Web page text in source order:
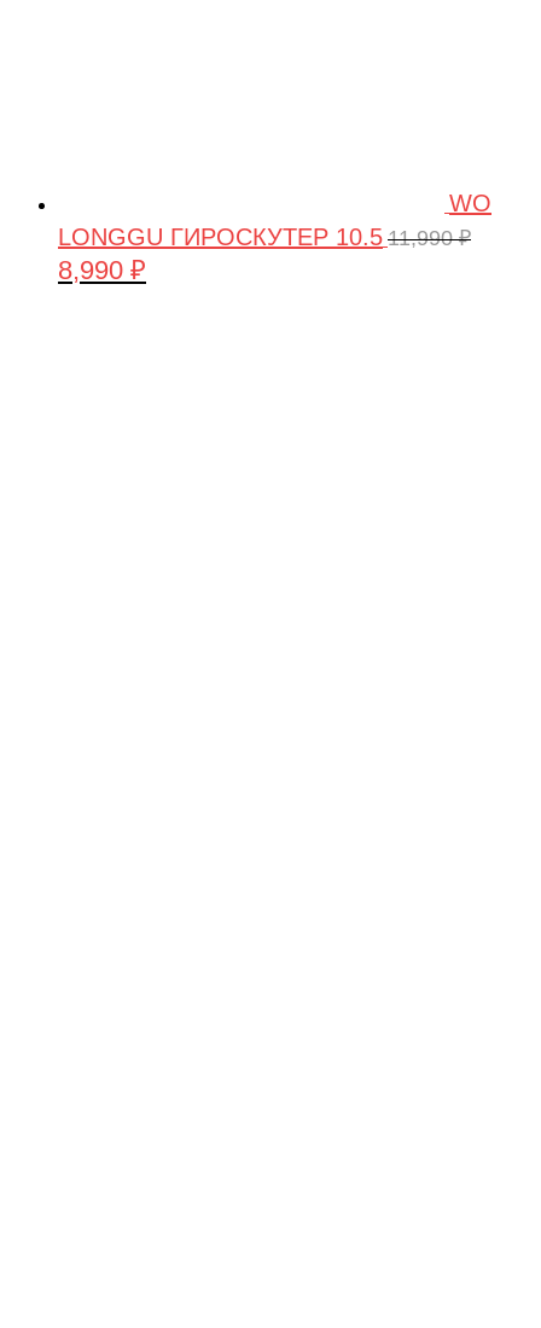
WO
LONGGU ГИРОСКУТЕР 10.5 11,990₽
Первоначальная
8,990 ₽